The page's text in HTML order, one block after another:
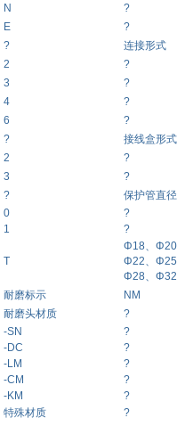
N
?
E
?
?
连接形式
2
?
3
?
4
?
6
?
?
接线盒形式
2
?
3
?
?
保护管直径
0
?
1
?
T
Φ18、Φ20
Φ22、Φ25
Φ28、Φ32
耐磨标示
NM
耐磨头材质
?
-SN
?
-DC
?
-LM
?
-CM
?
-KM
?
特殊材质
?